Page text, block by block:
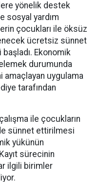
yönelik destek
sosyal yardım
çocukları ile öksüz
ücretsiz sünnet
Ekonomik
durumunda
amaçlayan uygulama
tarafından
ile çocukların
sünnet ettirilmesi
yükünün
sürecinin
ilgili birimler